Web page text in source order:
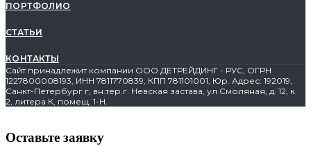
ПОРТФОЛИО
СТАТЬИ
КОНТАКТЫ
Сайт принадлежит компании ООО ДЕТРЕЙДИНГ - РУС, ОГРН
1227800008193, ИНН 7811770839, КПП 781101001, Юр. Адрес: 192019,
Санкт-Петербург г, вн.тер.г. Невская застава, ул Смоляная, д. 12, к.
2, литера К, помещ. 1-Н.
Оставьте заявку